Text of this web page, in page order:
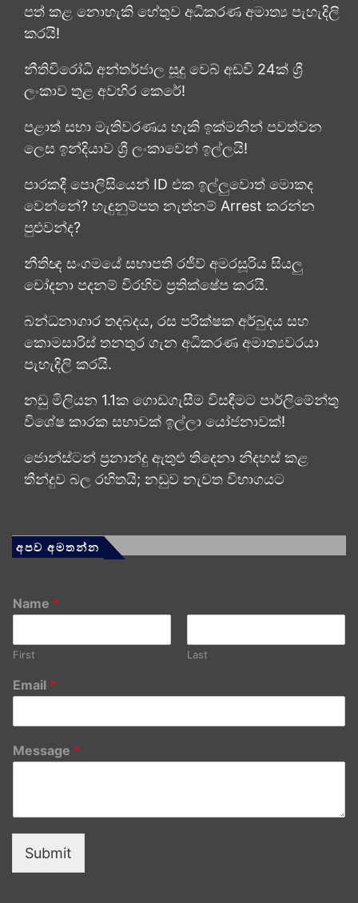
පත් කළ නොහැකි හේතුව අධිකරණ අමාත්‍ය පැහැදිලි
කරයි!
නීතිවිරෝධී අන්තර්ජාල සූදු වෙබ් අඩවි 24ක් ශ්‍රී
ලංකාව තුළ අවහිර කෙරේ!
පළාත් සභා මැතිවරණය හැකි ඉක්මනින් පවත්වන
ලෙස ඉන්දියාව ශ්‍රී ලංකාවෙන් ඉල්ලයි!
පාරකදී පොලිසියෙන් ID එක ඉල්ලුවොත් මොකද
වෙන්නේ? හැඳුනුම්පත නැත්නම් Arrest කරන්න
පුළුවන්ද?
නීතිඥ සංගමයේ සභාපති රජීව් අමරසූරිය සියලු
චෝදනා පදනම් විරහිව ප්‍රතික්ෂේප කරයි.
බන්ධනාගාර තදබදය, රස පරීක්ෂක අර්බුදය සහ
කොමසාරිස් තනතුර ගැන අධිකරණ අමාත්‍යවරයා
පැහැදිලි කරයි.
නඩු මිලියන 1.1ක ගොඩගැසීම විසඳීමට පාර්ලිමේන්තු
විශේෂ කාරක සභාවක් ඉල්ලා යෝජනාවක්!
ජොන්ස්ටන් ප්‍රනාන්දු ඇතුළු තිදෙනා නිදහස් කළ
තීන්දුව බල රහිතයි; නඩුව නැවත විභාගයට
අපව අමතන්න
Name *
First Last
Email *
Message *
Submit